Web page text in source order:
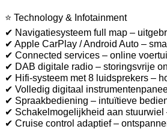
⭐ Technology & Infotainment
✔ Navigatiesysteem full map –
✔ Apple CarPlay / Android Auto –
✔ Connected services – online
✔ DAB digitale radio – storingsvrije
✔ Hifi-systeem met 8 luidsprekers –
✔ Volledig digitaal
✔ Spraakbediening – intuïtieve
✔ Schakelmogelijkheid aan stuurwiel
✔ Cruise control adaptief –